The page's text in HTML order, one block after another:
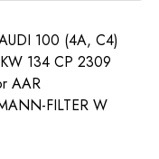
100 (4A, C4)
134 CP 2309
AAR
FILTER W